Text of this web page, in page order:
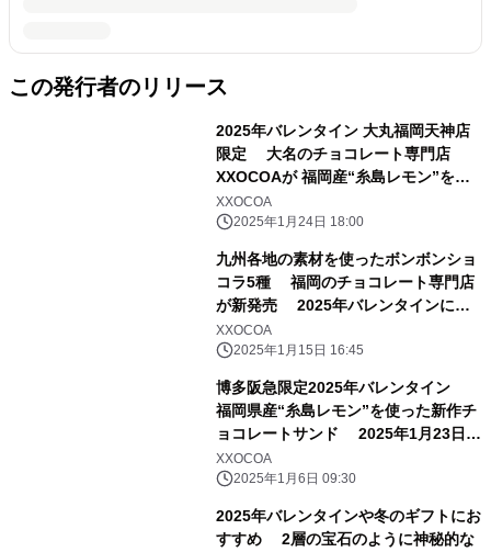
この発行者のリリース
2025年バレンタイン 大丸福岡天神店
限定 大名のチョコレート専門店
XXOCOAが 福岡産“糸島レモン”を使
った新作チョコスイーツ発売
XXOCOA
2025年1月24日 18:00
九州各地の素材を使ったボンボンショ
コラ5種 福岡のチョコレート専門店
が新発売 2025年バレンタインにお
すすめ
XXOCOA
2025年1月15日 16:45
博多阪急限定2025年バレンタイン
福岡県産“糸島レモン”を使った新作チ
ョコレートサンド 2025年1月23日か
ら数量限定発売
XXOCOA
2025年1月6日 09:30
2025年バレンタインや冬のギフトにお
すすめ 2層の宝石のように神秘的な